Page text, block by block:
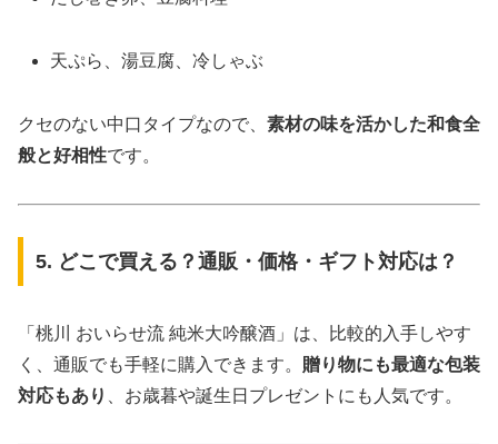
天ぷら、湯豆腐、冷しゃぶ
クセのない中口タイプなので、 素材の味を活かした和食全
般と好相性です。
5. どこで買える？通販・価格・ギフト対応は？
「桃川 おいらせ流 純米大吟醸酒」は、比較的入手しやす
く、通販でも手軽に購入できます。 贈り物にも最適な包装
対応もあり
、お歳暮や誕生日プレゼントにも人気です。